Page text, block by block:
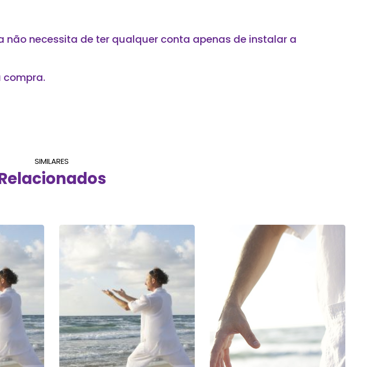
necessita de ter qualquer conta apenas de instalar a
compra.
SIMILARES